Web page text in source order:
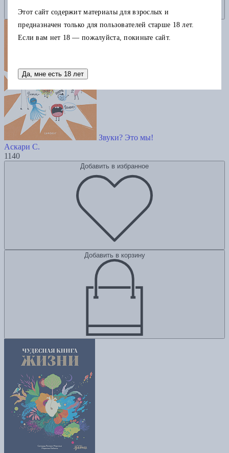
Звуки? Это мы!
Аскари С.
1140
Добавить в избранное
Добавить в корзину
Этот сайт содержит материалы для взрослых и
предназначен только для пользователей старше 18 лет.
Если вам нет 18 — пожалуйста, покиньте сайт.
Да, мне есть 18 лет